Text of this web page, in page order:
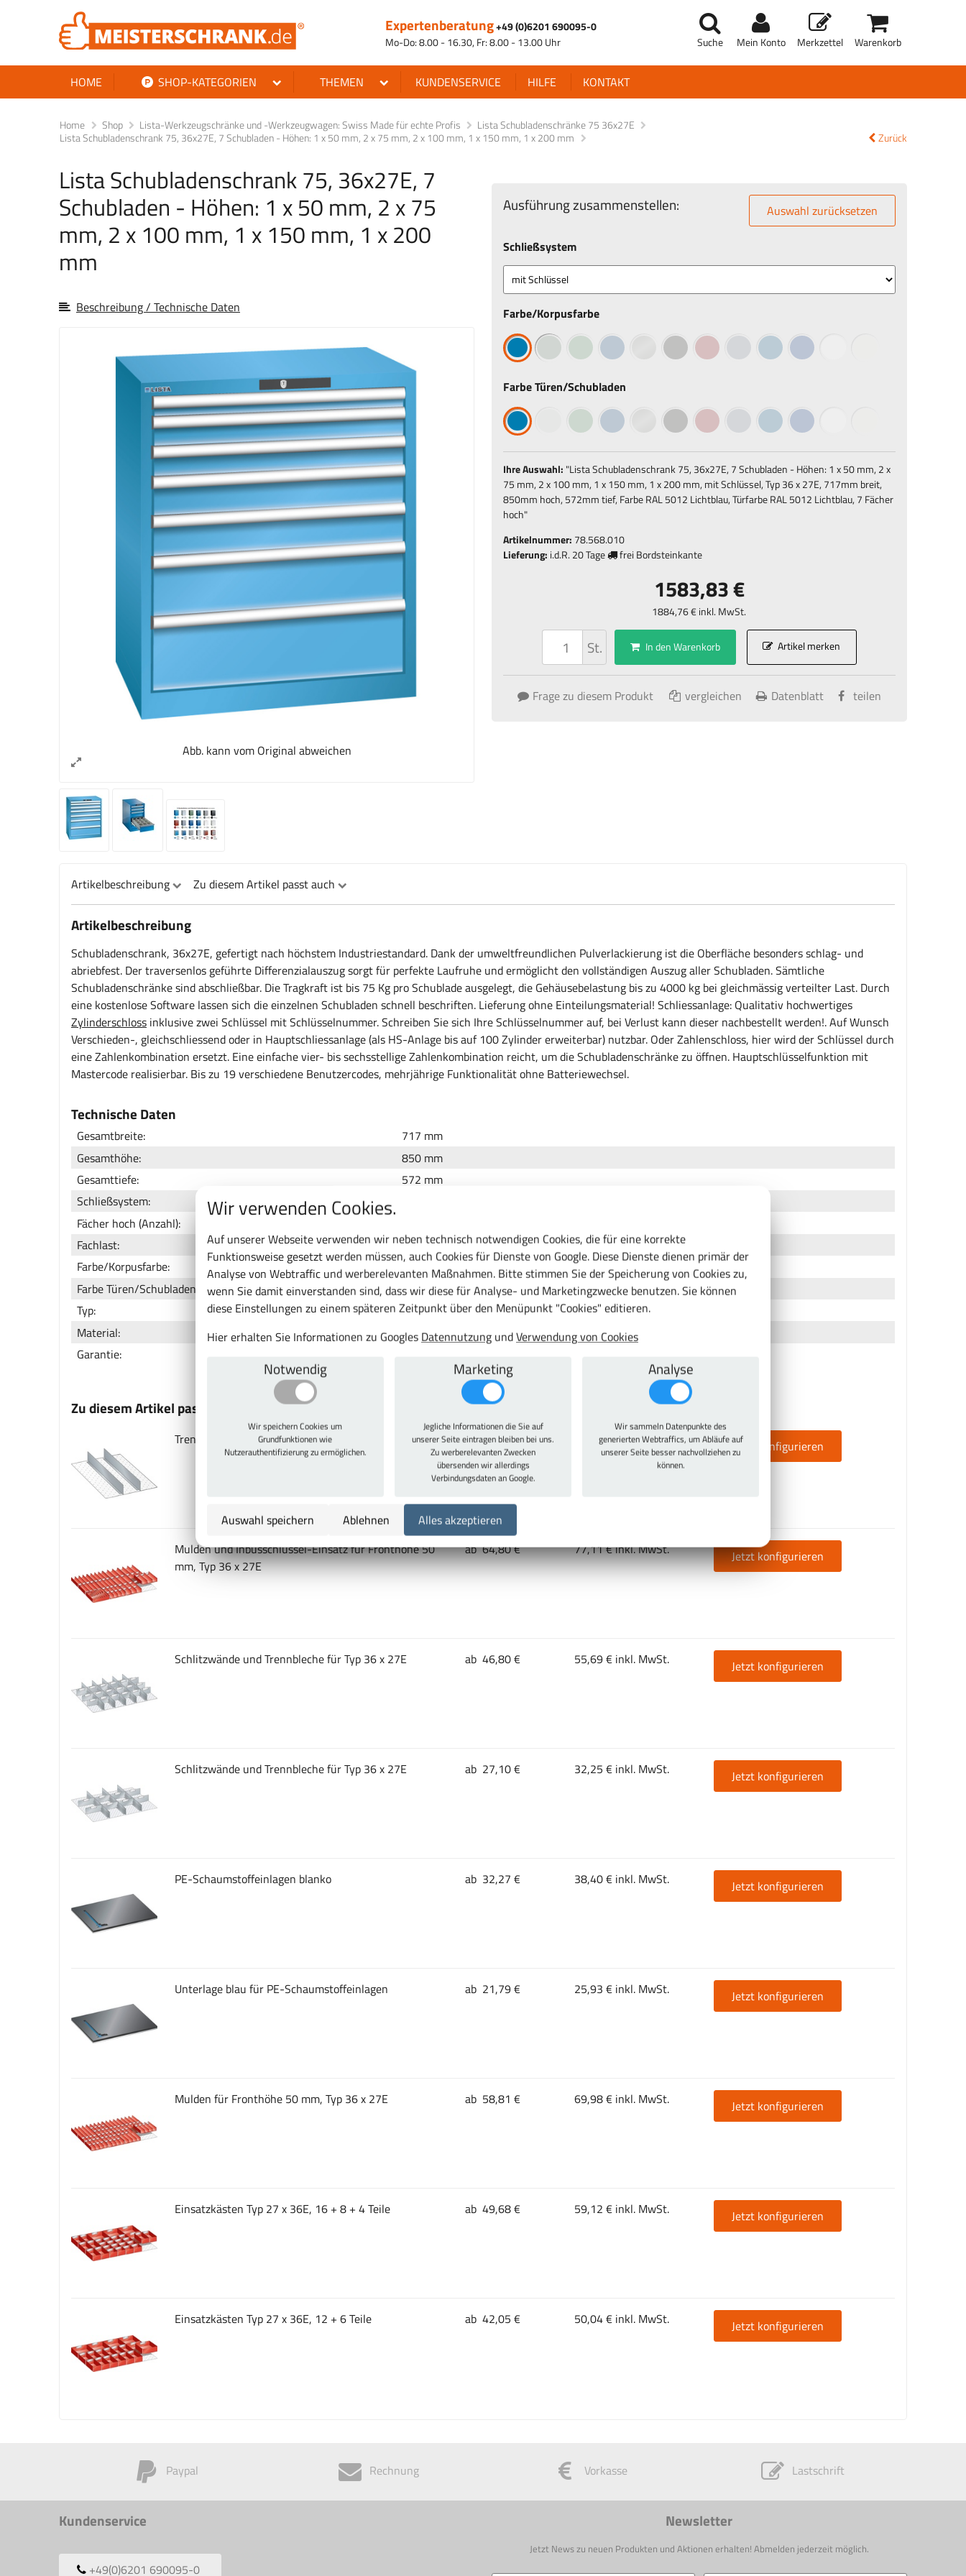
Expertenberatung+49 (0)6201 690095-0
Mo-Do: 8.00 - 16.30, Fr: 8.00 - 13.00 Uhr
Suche Mein Konto Merkzettel Warenkorb
HOME SHOP-KATEGORIEN THEMEN KUNDENSERVICE HILFE KONTAKT
Home Shop Lista-Werkzeugschränke und -Werkzeugwagen: Swiss Made für echte Profis
Lista Schubladenschränke 75 36x27E
Lista Schubladenschrank 75, 36x27E, 7 Schubladen - Höhen: 1 x 50 mm, 2 x 75 mm, 2 x 100 mm, 1 x 150 mm, 1 x 200 mm
Zurück
Lista Schubladenschrank 75, 36x27E, 7
Schubladen - Höhen: 1 x 50 mm, 2 x 75
mm, 2 x 100 mm, 1 x 150 mm, 1 x 200
mm
Beschreibung / Technische Daten
Abb. kann vom Original abweichen
Ausführung zusammenstellen: Auswahl zurücksetzen
Schließsystem
Farbe/Korpusfarbe
Farbe Türen/Schubladen
Ihre Auswahl: "Lista Schubladenschrank 75, 36x27E, 7 Schubladen - Höhen: 1 x 50 mm, 2 x
75 mm, 2 x 100 mm, 1 x 150 mm, 1 x 200 mm, mit Schlüssel, Typ 36 x 27E, 717mm breit,
850mm hoch, 572mm tief, Farbe RAL 5012 Lichtblau, Türfarbe RAL 5012 Lichtblau, 7 Fächer
hoch"
Artikelnummer: 78.568.010
Lieferung: i.d.R. 20 Tage frei Bordsteinkante
1583,83 €
1884,76 € inkl. MwSt.
St. In den Warenkorb Artikel merken
Frage zu diesem Produkt vergleichen Datenblatt teilen
Artikelbeschreibung Zu diesem Artikel passt auch
Artikelbeschreibung
Schubladenschrank, 36x27E, gefertigt nach höchstem Industriestandard. Dank der umweltfreundlichen Pulverlackierung ist die Oberfläche besonders schlag- und
abriebfest. Der traversenlos geführte Differenzialauszug sorgt für perfekte Laufruhe und ermöglicht den vollständigen Auszug aller Schubladen. Sämtliche
Schubladenschränke sind abschließbar. Die Tragkraft ist bis 75 Kg pro Schublade ausgelegt, die Gehäusebelastung bis zu 4000 kg bei gleichmässig verteilter Last. Durch
eine kostenlose Software lassen sich die einzelnen Schubladen schnell beschriften. Lieferung ohne Einteilungsmaterial! Schliessanlage: Qualitativ hochwertiges
Zylinderschloss inklusive zwei Schlüssel mit Schlüsselnummer. Schreiben Sie sich Ihre Schlüsselnummer auf, bei Verlust kann dieser nachbestellt werden!. Auf Wunsch
Verschieden-, gleichschliessend oder in Hauptschliessanlage (als HS-Anlage bis auf 100 Zylinder erweiterbar) nutzbar. Oder Zahlenschloss, hier wird der Schlüssel durch
eine Zahlenkombination ersetzt. Eine einfache vier- bis sechsstellige Zahlenkombination reicht, um die Schubladenschränke zu öffnen. Hauptschlüsselfunktion mit
Mastercode realisierbar. Bis zu 19 verschiedene Benutzercodes, mehrjährige Funktionalität ohne Batteriewechsel.
Technische Daten
Gesamtbreite:
717 mm
Gesamthöhe:
850 mm
Gesamttiefe:
572 mm
Schließsystem:
Fächer hoch (Anzahl):
Fachlast:
75 kg
Farbe/Korpusfarbe:
RAL 5012 Lichtblau
Farbe Türen/Schubladen:
RAL 5012 Lichtblau
Typ:
36 x 27E
Material:
Stahlblech
Garantie:
Zu diesem Artikel passt auch
Trennwände für Typ 18 x 27E, 27 x 27E und 36 x 27E ab 7,69 € 9,15 € inkl. MwSt. Jetzt konfigurieren
Mulden und Inbusschlüssel-Einsatz für Fronthöhe 50
mm, Typ 36 x 27E
ab 64,80 € 77,11 € inkl. MwSt. Jetzt konfigurieren
Schlitzwände und Trennbleche für Typ 36 x 27E ab 46,80 € 55,69 € inkl. MwSt. Jetzt konfigurieren
Schlitzwände und Trennbleche für Typ 36 x 27E ab 27,10 € 32,25 € inkl. MwSt. Jetzt konfigurieren
PE-Schaumstoffeinlagen blanko ab 32,27 € 38,40 € inkl. MwSt. Jetzt konfigurieren
Unterlage blau für PE-Schaumstoffeinlagen ab 21,79 € 25,93 € inkl. MwSt. Jetzt konfigurieren
Mulden für Fronthöhe 50 mm, Typ 36 x 27E ab 58,81 € 69,98 € inkl. MwSt. Jetzt konfigurieren
Einsatzkästen Typ 27 x 36E, 16 + 8 + 4 Teile ab 49,68 € 59,12 € inkl. MwSt. Jetzt konfigurieren
Einsatzkästen Typ 27 x 36E, 12 + 6 Teile ab 42,05 € 50,04 € inkl. MwSt. Jetzt konfigurieren
Paypal Rechnung Vorkasse Lastschrift
Kundenservice
+49(0)6201 690095-0
Newsletter
Jetzt News zu neuen Produkten und Aktionen erhalten! Abmelden jederzeit möglich.
Wir verwenden Cookies.
Auf unserer Webseite verwenden wir neben technisch notwendigen Cookies, die für eine korrekte
Funktionsweise gesetzt werden müssen, auch Cookies für Dienste von Google. Diese Dienste dienen primär der
Analyse von Webtraffic und werberelevanten Maßnahmen. Bitte stimmen Sie der Speicherung von Cookies zu,
wenn Sie damit einverstanden sind, dass wir diese für Analyse- und Marketingzwecke benutzen. Sie können
diese Einstellungen zu einem späteren Zeitpunkt über den Menüpunkt "Cookies" editieren.
Hier erhalten Sie Informationen zu Googles Datennutzung undVerwendung von Cookies
Notwendig
Wir speichern Cookies um
Grundfunktionen wie
Nutzerauthentifizierung zu ermöglichen.
Marketing
Jegliche Informationen die Sie auf
unserer Seite eintragen bleiben bei uns.
Zu werberelevanten Zwecken
übersenden wir allerdings
Verbindungsdaten an Google.
Analyse
Wir sammeln Datenpunkte des
generierten Webtraffics, um Abläufe auf
unserer Seite besser nachvollziehen zu
können.
Auswahl speichern Ablehnen Alles akzeptieren